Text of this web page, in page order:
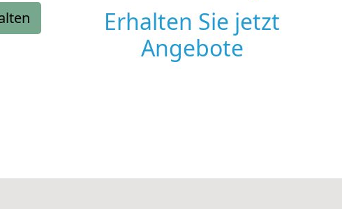
Erhalten Sie jetzt
Angebote